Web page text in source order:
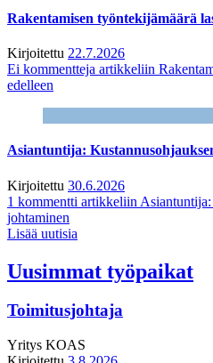
Rakentamisen työntekijämäärä
Kirjoitettu 22.7.2026
Ei kommentteja artikkeliin
edelleen
Asiantuntija:
Kirjoitettu 30.6.2026
1 kommentti artikkeliin Asiantuntija:
johtaminen
Lisää uutisia
Uusimmat työpaikat
Toimitusjohtaja
Yritys KOAS